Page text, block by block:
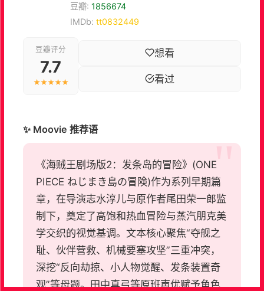
豆瓣: 1856674
IMDb: tt0832449
豆瓣评分
7.7
★★★★★
想看
看过
✨ Moovie 推荐语
《海贼王剧场版2：发条岛的冒险》(ONE
PIECE ねじまき島の冒険)作为系列早期篇
章，在导演志水淳儿与原作者尾田荣一郎监
制下，奠定了高饱和热血冒险与蒸汽朋克美
学交织的视觉基调。文本核心聚焦“夺舰之
耻、伙伴营救、机械要塞攻坚”三重冲突，
深挖“反向劫掠、小人物觉醒、发条装置奇
观”等母题。田中真弓等原班声优赋予角色